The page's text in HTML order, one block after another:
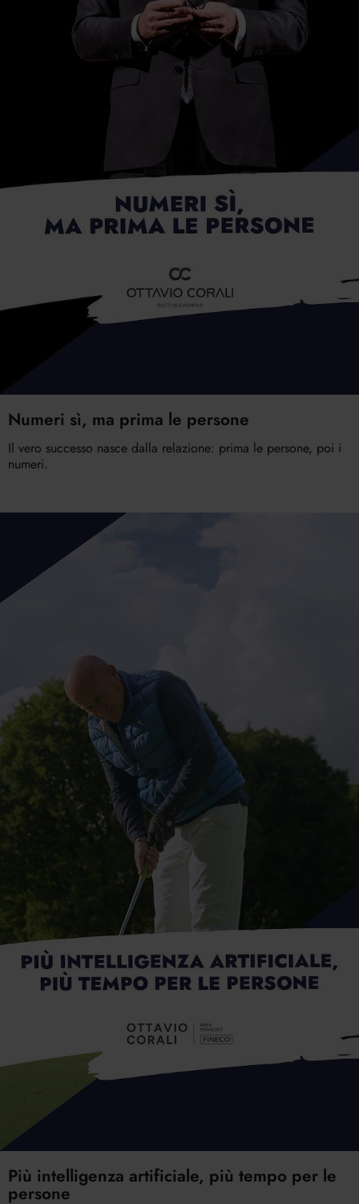
Numeri sì, ma prima le persone
Il vero successo nasce dalla relazione: prima le persone, poi i
numeri.
Più intelligenza artificiale, più tempo per le
persone